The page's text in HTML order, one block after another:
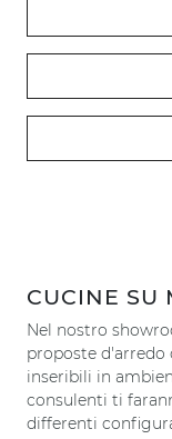
CUCINE SU
Nel nostro
proposte d'arredo
inseribili in
consulenti ti
differenti